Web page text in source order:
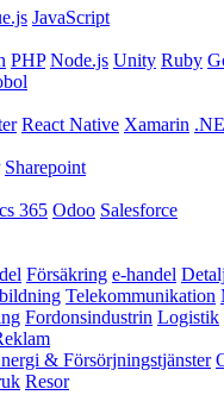
JavaScript
PHP Node.js Unity Ruby
React Native Xamarin
Sharepoint
365 Odoo Salesforce
Försäkring e‑handel
Telekommunikation
Fordonsindustrin Logistik
& Försörjningstjänster
Resor